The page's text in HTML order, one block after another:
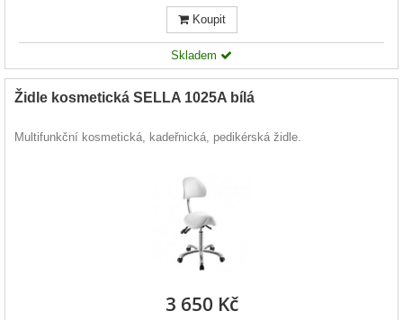
Koupit
Skladem
Židle kosmetická SELLA 1025A bílá
Multifunkční kosmetická, kadeřnická, pedikérská židle.
3 650 Kč